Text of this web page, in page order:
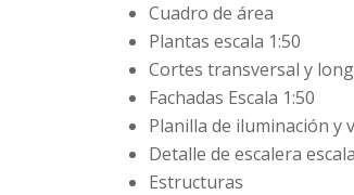
Cuadro de área
Plantas escala 1:50
Cortes transversal y
Fachadas Escala 1:50
Planilla de iluminación y
Detalle de escalera
Estructuras